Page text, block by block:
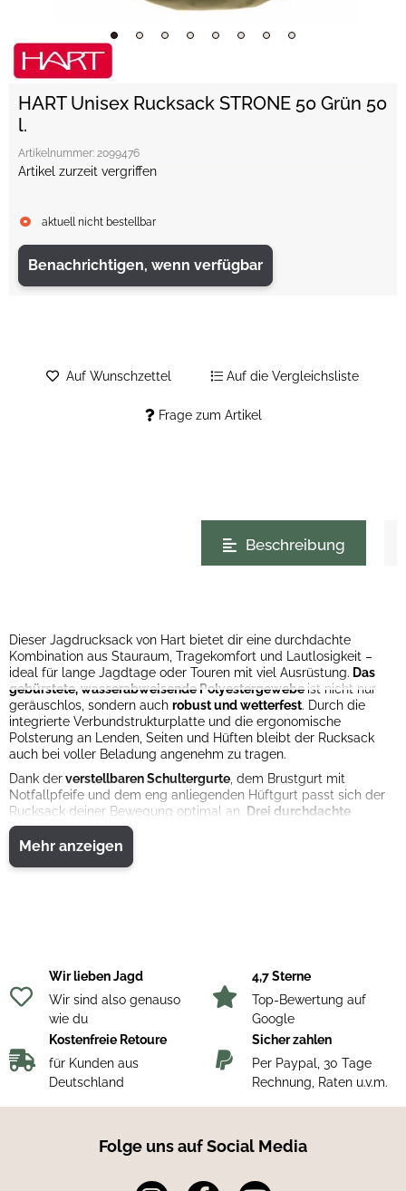
HART Unisex Rucksack STRONE 50 Grün 50
l.
Artikelnummer: 2099476
Artikel zurzeit vergriffen
aktuell nicht bestellbar
Benachrichtigen, wenn verfügbar
Frage zum Artikel
Auf Wunschzettel Auf die Vergleichsliste
Beschreibung
Dieser Jagdrucksack von Hart bietet dir eine durchdachte
Kombination aus Stauraum, Tragekomfort und Lautlosigkeit –
ideal für lange Jagdtage oder Touren mit viel Ausrüstung. Das
gebürstete, wasserabweisende Polyestergewebe ist nicht nur
geräuschlos, sondern auch robust und wetterfest. Durch die
integrierte Verbundstrukturplatte und die ergonomische
Polsterung an Lenden, Seiten und Hüften bleibt der Rucksack
auch bei voller Beladung angenehm zu tragen.
Dank derverstellbaren Schultergurte , dem Brustgurt mit
Notfallpfeife und dem eng anliegenden Hüftgurt passt sich der
Rucksack deiner Bewegung optimal an. Drei durchdachte
Ladeebenenermöglichen dir eine clevere Organisation. Im
Hauptfach lassen sich schwere Gegenstände sicher
unterbringen, während du im unteren, von außen zugänglichen
Regenhülleaus dem Bodenfach – gut sichtbar und zuverlässig.
Material:
Außen 1: 100 % Polyester, laminiert mit PVC
Außen 2: 100 % Polyester
Futter 1: 100 % Polyester
Futter 2: 100 % Polyester
Mehr anzeigen
Wir lieben Jagd
Wir sind also genauso
wie du
4,7 Sterne
Top-Bewertung auf
Google
Kostenfreie Retoure
für Kunden aus
Deutschland
Sicher zahlen
Per Paypal, 30 Tage
Rechnung, Raten u.v.m.
Folge uns auf Social Media